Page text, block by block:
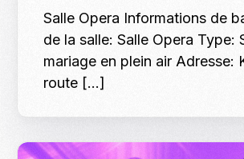
Salle Opera Informations de
de la salle: Salle Opera Type:
mariage en plein air Adresse:
route […]